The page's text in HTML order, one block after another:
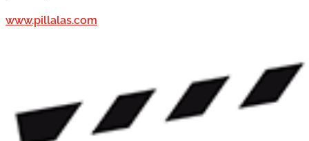
www.pillalas.com